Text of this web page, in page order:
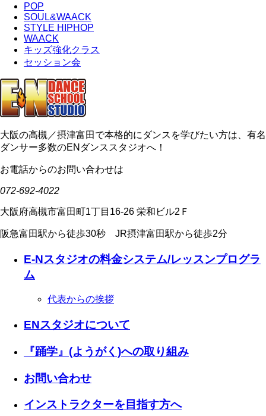
POP
SOUL&WAACK
STYLE HIPHOP
WAACK
キッズ強化クラス
セッション会
大阪の高槻／摂津富田で本格的にダンスを学びたい方は、有名
ダンサー多数のENダンススタジオへ！
お電話からのお問い合わせは
072-692-4022
大阪府高槻市富田町1丁目16-26 栄和ビル2Ｆ
阪急富田駅から徒歩30秒 JR摂津富田駅から徒歩2分
E-Nスタジオの料金システム/レッスンプログラ
ム
代表からの挨拶
ENスタジオについて
『踊学』(ようがく)への取り組み
お問い合わせ
インストラクターを目指す方へ